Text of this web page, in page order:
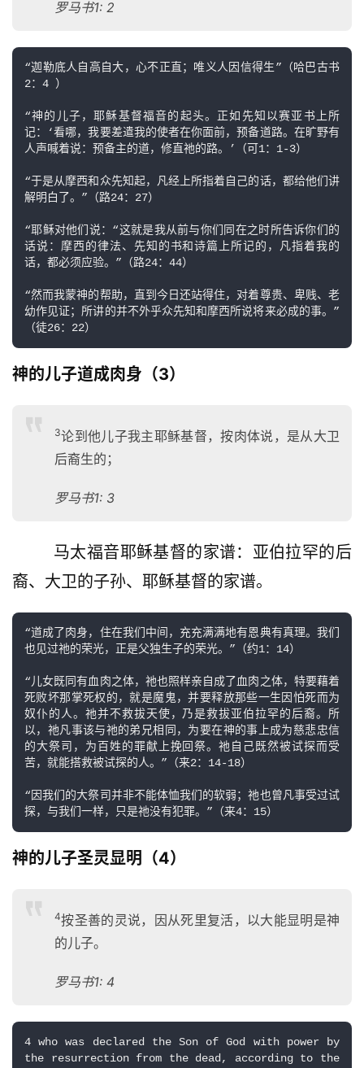
主
日
崇
专
讲
美
敬
神
热
应
于
我
们
登录
罗马书1: 2
“迦勒底人自高自大，心不正直；唯义人因信得生”（哈巴古书
2：4 ）
“神的儿子，耶稣基督福音的起头。正如先知以赛亚书上所
记：‘看哪，我要差遣我的使者在你面前，预备道路。在旷野有
人声喊着说：预备主的道，修直祂的路。’（可1：1-3）
“于是从摩西和众先知起，凡经上所指着自己的话，都给他们讲
解明白了。”（路24：27）
“耶稣对他们说：“这就是我从前与你们同在之时所告诉你们的
话说：摩西的律法、先知的书和诗篇上所记的，凡指着我的
话，都必须应验。”（路24：44）
“然而我蒙神的帮助，直到今日还站得住，对着尊贵、卑贱、老
幼作见证；所讲的并不外乎众先知和摩西所说将来必成的事。”
（徒26：22）
神的儿子道成肉身（3）
3论到他儿子我主耶稣基督，按肉体说，是从大卫
后裔生的；
罗马书1: 3
裔、大卫的子孙、耶稣基督的家谱。
“道成了肉身，住在我们中间，充充满满地有恩典有真理。我们
也见过祂的荣光，正是父独生子的荣光。”（约1：14）
“儿女既同有血肉之体，祂也照样亲自成了血肉之体，特要藉着
死败坏那掌死权的，就是魔鬼，并要释放那些一生因怕死而为
奴仆的人。祂并不救拔天使，乃是救拔亚伯拉罕的后裔。所
以，祂凡事该与祂的弟兄相同，为要在神的事上成为慈悲忠信
的大祭司，为百姓的罪献上挽回祭。祂自己既然被试探而受
苦，就能搭救被试探的人。”（来2：14-18）
“因我们的大祭司并非不能体恤我们的软弱；祂也曾凡事受过试
探，与我们一样，只是祂没有犯罪。”（来4：15）
神的儿子圣灵显明（4）
4按圣善的灵说，因从死里复活，以大能显明是神
的儿子。
罗马书1: 4
4 who was declared the Son of God with power by
the resurrection from the dead, according to the